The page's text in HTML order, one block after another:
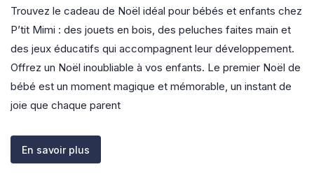
Trouvez le cadeau de Noël idéal pour bébés et enfants chez
P’tit Mimi : des jouets en bois, des peluches faites main et
des jeux éducatifs qui accompagnent leur développement.
Offrez un Noël inoubliable à vos enfants. Le premier Noël de
bébé est un moment magique et mémorable, un instant de
joie que chaque parent
En savoir plus